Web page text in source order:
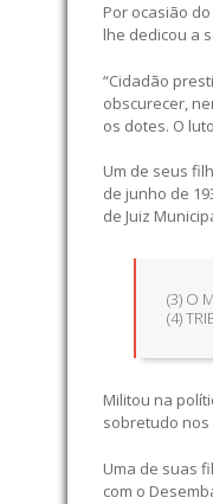
Por ocasião
lhe dedicou a
“Cidadão
obscurecer,
os dotes. O
Um de seus
de junho de
de Juiz
(3) O
(4)
Militou na
sobretudo nos
Uma de suas
com o